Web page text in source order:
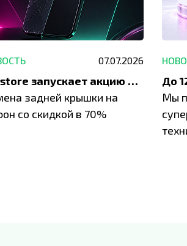
07.07.2026
IVEstore запускает акцию на замену заднего стекла
задней крышки на
со скидкой в 70%
Мы